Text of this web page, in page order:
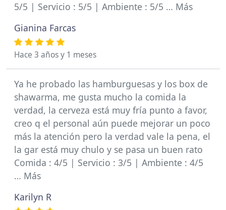
5/5 | Servicio : 5/5 | Ambiente : 5/5 … Más
Gianina Farcas
Hace 3 años y 1 meses
Ya he probado las hamburguesas y los box de
shawarma, me gusta mucho la comida la
verdad, la cerveza está muy fría punto a favor,
creo q el personal aún puede mejorar un poco
más la atención pero la verdad vale la pena, el
la gar está muy chulo y se pasa un buen rato
Comida : 4/5 | Servicio : 3/5 | Ambiente : 4/5
… Más
Karilyn R